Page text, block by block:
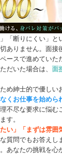
「断りにくい」と
ありません。面接
ースで進めていた
だいた場合は、 面
め紳士的で優しい
くお仕事を始めら
不尽な要求に悩む
す。
い」「まずは雰囲
質問でもお答えし
あなたの挑戦を心